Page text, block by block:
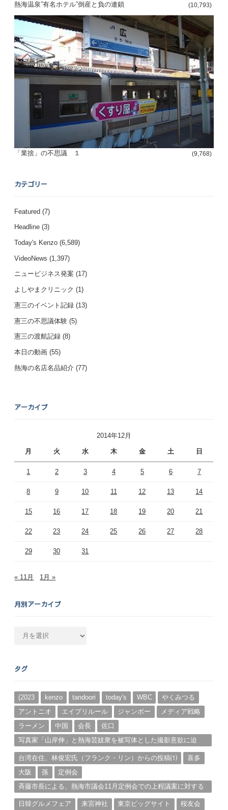
熱海温泉”有名ホテル”倒産と負の連鎖 (10,793)
「業捨」の不思議 １ (9,768)
カテゴリー
Featured (7)
Headline (3)
Today's Kenzo (6,589)
VideoNews (1,397)
ニュービジネス発案 (17)
よしやまクリニック (1)
憲三のイベント記録 (13)
憲三の不思議体験 (5)
憲三の渡航記録 (8)
本日の動画 (55)
熱海の名店名品紹介 (77)
アーカイブ
2014年12月
月 火 水 木 金 土 日
1 2 3 4 5 6 7
8 9 10 11 12 13 14
15 16 17 18 19 20 21
22 23 24 25 26 27 28
29 30 31
« 11月 1月 »
月別アーカイブ
カ
ブ
タグ
(2023 kenzo tandoori today's WBC
やくみつる
アントニオ
エイプリルール ジャンボー
メディア戦略
ラーメン
中国 会長
佐口
写真家「山岸伸」と熱海芸妓衆を被写体とした撮影意欲に迫
台湾在住、林俊宏氏（フランク・リン）からの投稿⑴
喜多
大阪
孫
定例会
斉藤市長による、熱海市議会11月定例会での上程議案に対する
日韓グルメフェア
来宮神社 東京ビッグサイト 桜友会